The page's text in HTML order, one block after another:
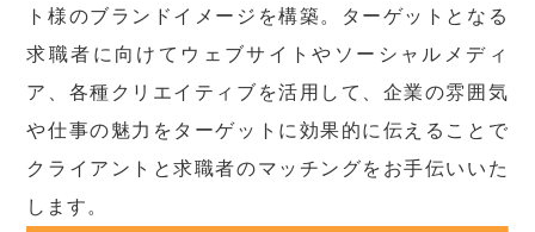
ト様のブランドイメージを構築。ターゲットとなる
求職者に向けてウェブサイトやソーシャルメディ
ア、各種クリエイティブを活用して、企業の雰囲気
や仕事の魅力をターゲットに効果的に伝えることで
クライアントと求職者のマッチングをお手伝いいた
します。